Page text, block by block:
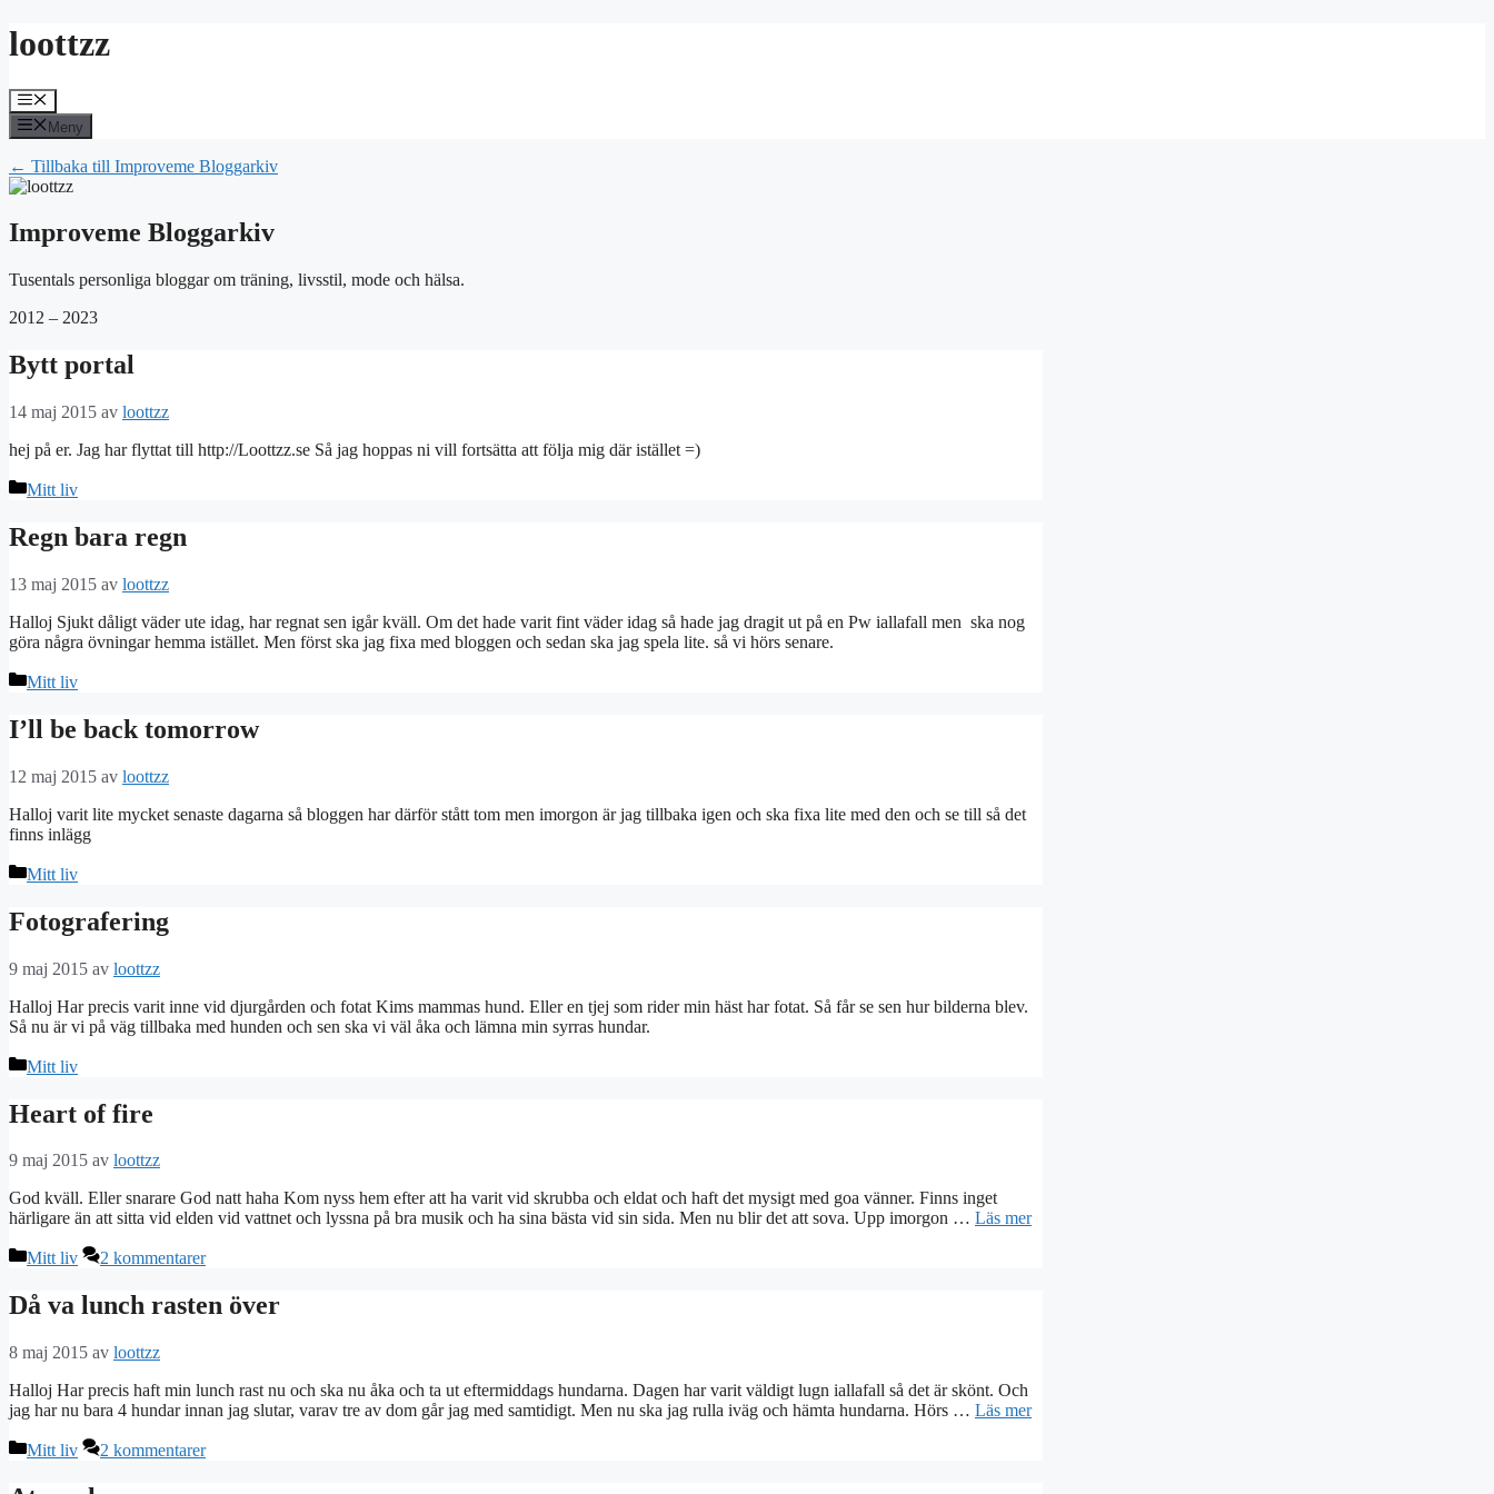
Hoppa
till
loottzz
Meny
Meny
← Tillbaka till Improveme Bloggarkiv
Improveme Bloggarkiv
Tusentals personliga bloggar om träning, livsstil, mode och hälsa.
2012 – 2023
Bytt portal
14 maj 2015 av loottzz
hej på er. Jag har flyttat till http://Loottzz.se Så jag hoppas ni vill fortsätta att följa mig där istället =)
Kategorier
Mitt liv
Regn bara regn
13 maj 2015 av loottzz
Halloj Sjukt dåligt väder ute idag, har regnat sen igår kväll. Om det hade varit fint väder idag så hade jag dragit ut på en Pw iallafall men ska nog
göra några övningar hemma istället. Men först ska jag fixa med bloggen och sedan ska jag spela lite. så vi hörs senare.
Kategorier
Mitt liv
I’ll be back tomorrow
12 maj 2015 av loottzz
Halloj varit lite mycket senaste dagarna så bloggen har därför stått tom men imorgon är jag tillbaka igen och ska fixa lite med den och se till så det
finns inlägg
Kategorier
Mitt liv
Fotografering
9 maj 2015 av loottzz
Halloj Har precis varit inne vid djurgården och fotat Kims mammas hund. Eller en tjej som rider min häst har fotat. Så får se sen hur bilderna blev.
Så nu är vi på väg tillbaka med hunden och sen ska vi väl åka och lämna min syrras hundar.
Kategorier
Mitt liv
Heart of fire
9 maj 2015 av loottzz
God kväll. Eller snarare God natt haha Kom nyss hem efter att ha varit vid skrubba och eldat och haft det mysigt med goa vänner. Finns inget
härligare än att sitta vid elden vid vattnet och lyssna på bra musik och ha sina bästa vid sin sida. Men nu blir det att sova. Upp imorgon … Läs mer
Kategorier
Mitt liv 2 kommentarer
Då va lunch rasten över
8 maj 2015 av loottzz
Halloj Har precis haft min lunch rast nu och ska nu åka och ta ut eftermiddags hundarna. Dagen har varit väldigt lugn iallafall så det är skönt. Och
jag har nu bara 4 hundar innan jag slutar, varav tre av dom går jag med samtidigt. Men nu ska jag rulla iväg och hämta hundarna. Hörs … Läs mer
Kategorier
Mitt liv 2 kommentarer